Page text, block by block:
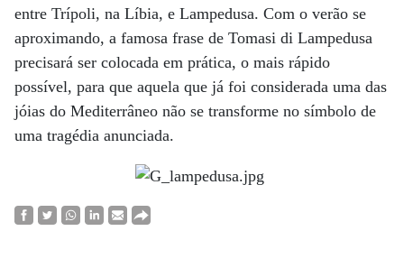
entre Trípoli, na Líbia, e Lampedusa. Com o verão se
aproximando, a famosa frase de Tomasi di Lampedusa
precisará ser colocada em prática, o mais rápido
possível, para que aquela que já foi considerada uma das
jóias do Mediterrâneo não se transforme no símbolo de
uma tragédia anunciada.